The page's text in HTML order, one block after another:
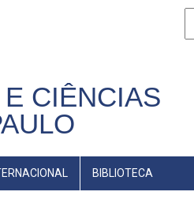
CIÊNCIAS
BIBLIOTECA